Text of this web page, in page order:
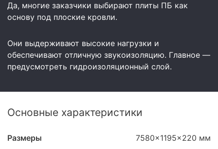
Да, многие заказчики выбирают плиты ПБ как
основу под плоские кровли.
Они выдерживают высокие нагрузки и
обеспечивают отличную звукоизоляцию. Главное —
предусмотреть гидроизоляционный слой.
Основные характеристики
Размеры 7580x1195x220 мм